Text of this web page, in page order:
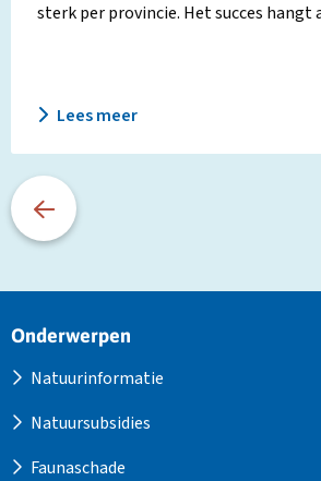
sterk per provincie. Het succes hangt
Lees meer
Site
Onderwerpen
Natuurinformatie
Natuursubsidies
Faunaschade